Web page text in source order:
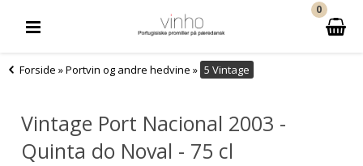
0
Forside »Portvin og andre hedvine » 5 Vintage
Vintage Port Nacional 2003 -
Quinta do Noval - 75 cl